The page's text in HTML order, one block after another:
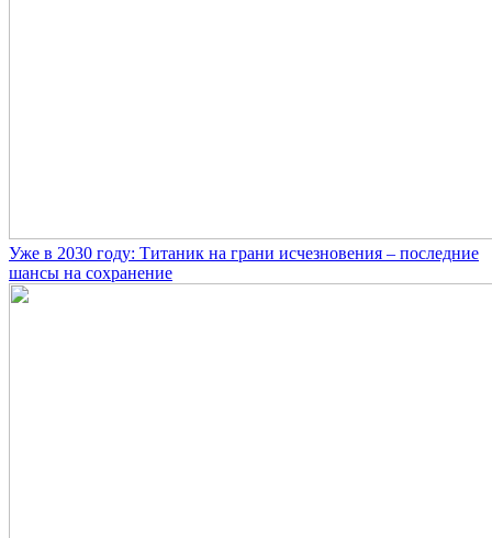
Уже в 2030 году: Титаник на грани исчезновения – последние
шансы на сохранение